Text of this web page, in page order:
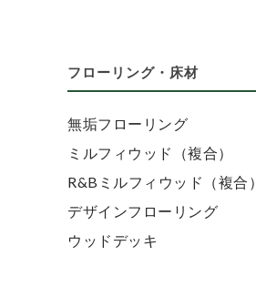
フローリング・床材
無垢フローリング
ミルフィウッド（複合）
R&Bミルフィウッド（複合）
デザインフローリング
ウッドデッキ